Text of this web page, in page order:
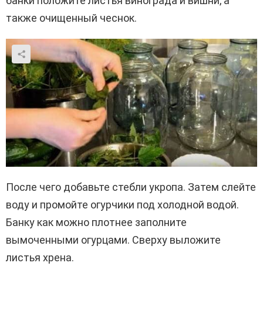
также очищенный чеснок.
После чего добавьте стебли укропа. Затем слейте
воду и промойте огурчики под холодной водой.
Банку как можно плотнее заполните
вымоченными огурцами. Сверху выложите
листья хрена.